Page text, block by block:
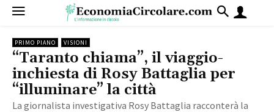
PRIMO PIANO VISIONI
“Taranto chiama”, il viaggio-
inchiesta di Rosy Battaglia per
“illuminare” la città
La giornalista investigativa Rosy Battaglia racconterà la